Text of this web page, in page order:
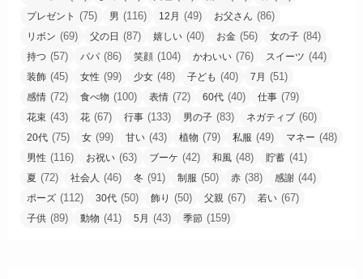
プレゼント (75) 男 (116) 12月 (49) お父さん (86)
リボン (69) 父の日 (87) 嬉しい (40) お金 (56) 女の子 (84)
持つ (57) パパ (86) 笑顔 (104) かわいい (76) スイーツ (44)
装飾 (45) 女性 (99) 少女 (48) 子ども (40) 7月 (51)
感情 (72) 食べ物 (100) 表情 (72) 60代 (40) 仕事 (79)
花束 (43) 花 (67) 行事 (133) 男の子 (83) ネガティブ (60)
20代 (75) 女 (99) 甘い (43) 植物 (79) 私服 (49) マネー (48)
男性 (116) お祝い (63) ブーケ (42) 和風 (48) 貯蓄 (41)
夏 (72) 社会人 (46) 冬 (91) 制服 (50) 赤 (38) 感謝 (44)
ポーズ (112) 30代 (50) 飾り (50) 父親 (67) 若い (67)
子供 (89) 動物 (41) 5月 (43) 季節 (159)